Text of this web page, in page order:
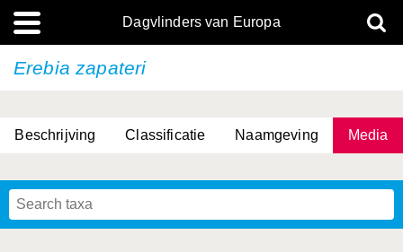
Dagvlinders van Europa
Erebia zapateri
Beschrijving Classificatie Naamgeving Media